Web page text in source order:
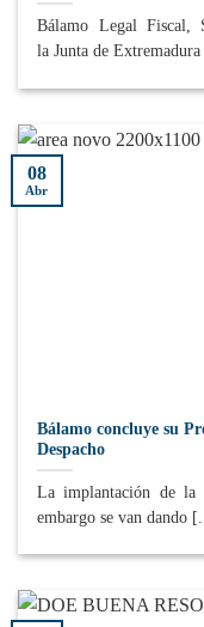
Bálamo Legal Fiscal,
la Junta de
Bálamo concluye su
Despacho
La implantación de la
embargo se van dando
08
Abr